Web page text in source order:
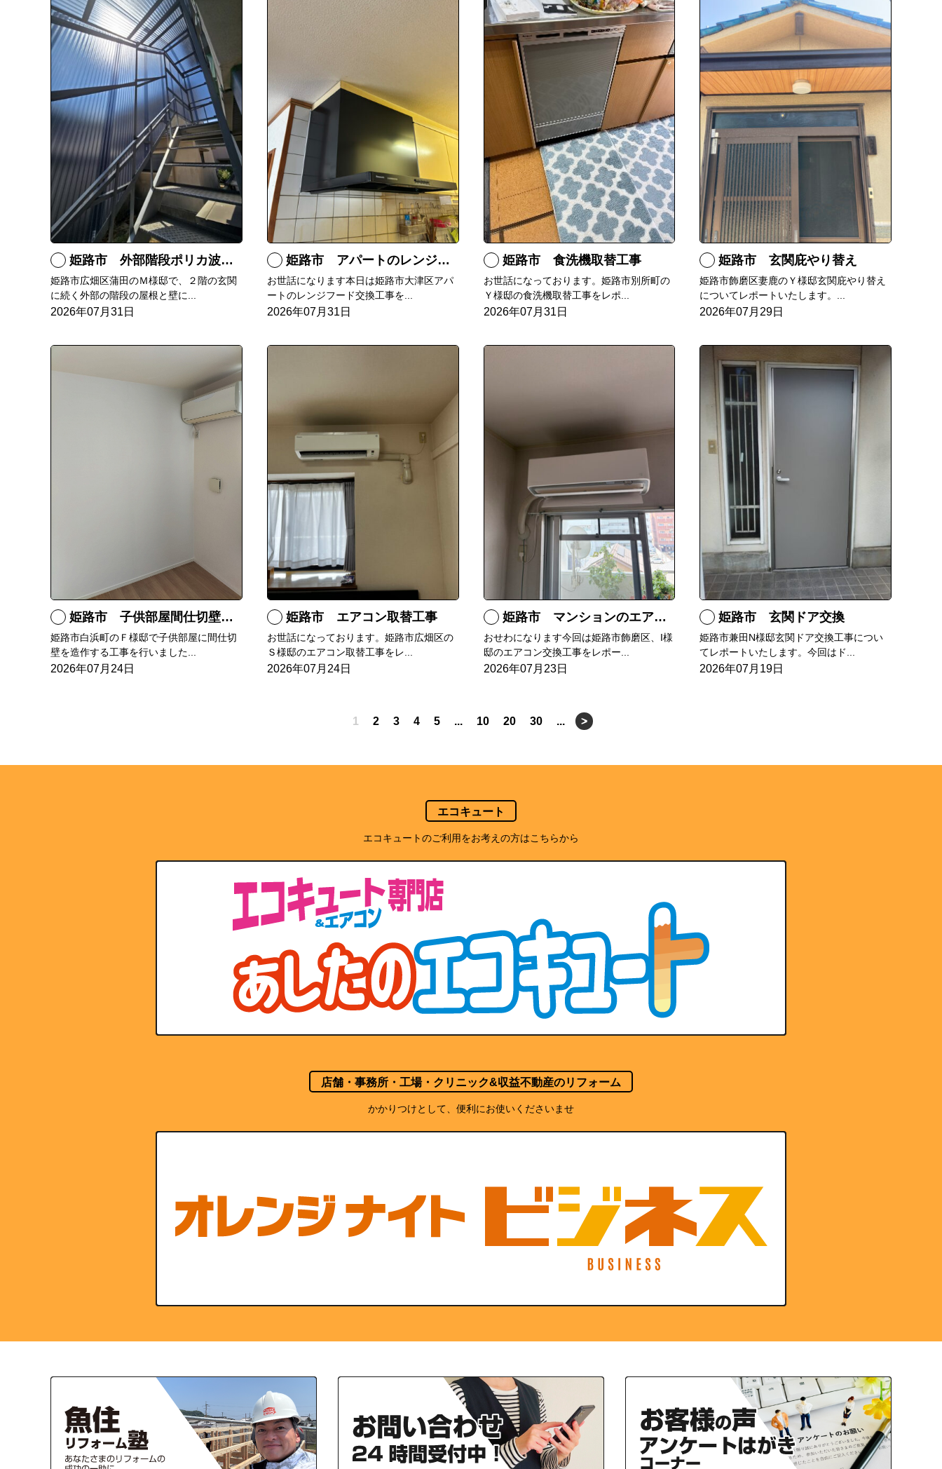
姫路市 外部階段ポリカ波板張替工事
姫路市広畑区蒲田のＭ様邸で、２階の玄関
に続く外部の階段の屋根と壁に...
2026年07月31日
姫路市 アパートのレンジフード交換
お世話になります本日は姫路市大津区アパ
ートのレンジフード交換工事を...
2026年07月31日
姫路市 食洗機取替工事
お世話になっております。姫路市別所町の
Ｙ様邸の食洗機取替工事をレポ...
2026年07月31日
姫路市 玄関庇やり替え
姫路市飾磨区妻鹿のＹ様邸玄関庇やり替え
についてレポートいたします。...
2026年07月29日
姫路市 子供部屋間仕切壁造作
姫路市白浜町のＦ様邸で子供部屋に間仕切
壁を造作する工事を行いました...
2026年07月24日
姫路市 エアコン取替工事
お世話になっております。姫路市広畑区の
Ｓ様邸のエアコン取替工事をレ...
2026年07月24日
姫路市 マンションのエアコンをダイキンRXへ交換
おせわになります今回は姫路市飾磨区、I様
邸のエアコン交換工事をレポー...
2026年07月23日
姫路市 玄関ドア交換
姫路市兼田N様邸玄関ドア交換工事につい
てレポートいたします。今回はド...
2026年07月19日
1 2 3 4 5 ... 10 20 30 ... >
エコキュート
エコキュートのご利用をお考えの方はこちらから
店舗・事務所・工場・クリニック&収益不動産のリフォーム
かかりつけとして、便利にお使いくださいませ